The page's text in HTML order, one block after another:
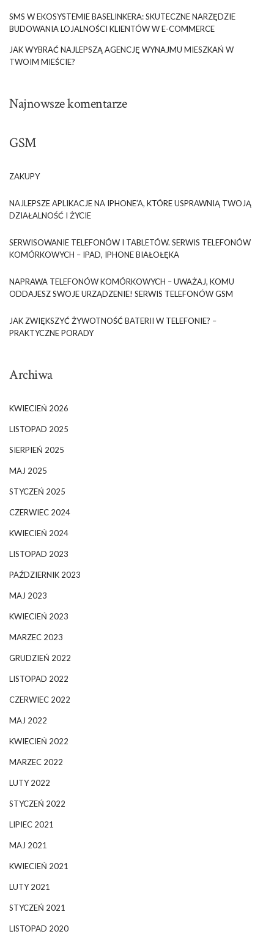
SMS W EKOSYSTEMIE BASELINKERA: SKUTECZNE NARZĘDZIE
BUDOWANIA LOJALNOŚCI KLIENTÓW W E-COMMERCE
JAK WYBRAĆ NAJLEPSZĄ AGENCJĘ WYNAJMU MIESZKAŃ W
TWOIM MIEŚCIE?
Najnowsze komentarze
GSM
ZAKUPY
NAJLEPSZE APLIKACJE NA IPHONE’A, KTÓRE USPRAWNIĄ TWOJĄ
DZIAŁALNOŚĆ I ŻYCIE
SERWISOWANIE TELEFONÓW I TABLETÓW. SERWIS TELEFONÓW
KOMÓRKOWYCH – IPAD, IPHONE BIAŁOŁĘKA
NAPRAWA TELEFONÓW KOMÓRKOWYCH – UWAŻAJ, KOMU
ODDAJESZ SWOJE URZĄDZENIE! SERWIS TELEFONÓW GSM
JAK ZWIĘKSZYĆ ŻYWOTNOŚĆ BATERII W TELEFONIE? –
PRAKTYCZNE PORADY
Archiwa
KWIECIEŃ 2026
LISTOPAD 2025
SIERPIEŃ 2025
MAJ 2025
STYCZEŃ 2025
CZERWIEC 2024
KWIECIEŃ 2024
LISTOPAD 2023
PAŹDZIERNIK 2023
MAJ 2023
KWIECIEŃ 2023
MARZEC 2023
GRUDZIEŃ 2022
LISTOPAD 2022
CZERWIEC 2022
MAJ 2022
KWIECIEŃ 2022
MARZEC 2022
LUTY 2022
STYCZEŃ 2022
LIPIEC 2021
MAJ 2021
KWIECIEŃ 2021
LUTY 2021
STYCZEŃ 2021
LISTOPAD 2020